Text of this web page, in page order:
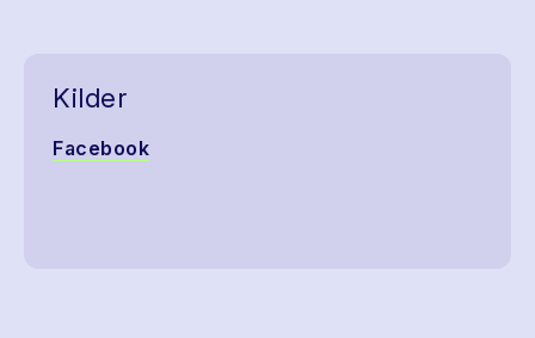
Kilder
Facebook